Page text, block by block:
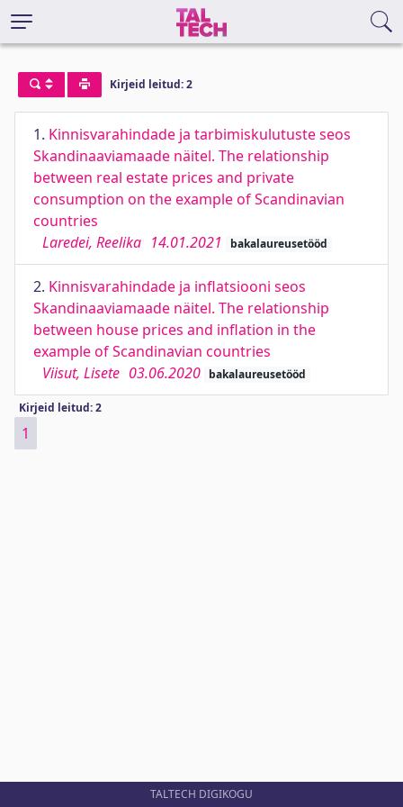
Kirjeid leitud: 2
1. Kinnisvarahindade ja tarbimiskulutuste seos
Skandinaaviamaade näitel. The relationship
between real estate prices and private
consumption on the example of Scandinavian
countries
Laredei, Reelika 14.01.2021 bakalaureusetööd
2. Kinnisvarahindade ja inflatsiooni seos
Skandinaaviamaade näitel. The relationship
between house prices and inflation in the
example of Scandinavian countries
Viisut, Lisete 03.06.2020 bakalaureusetööd
Kirjeid leitud: 2
1
TALTECH DIGIKOGU